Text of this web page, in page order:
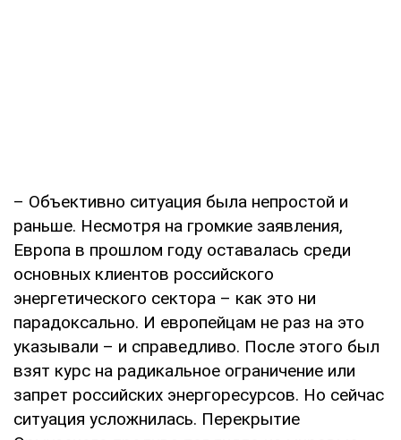
– Объективно ситуация была непростой и
раньше. Несмотря на громкие заявления,
Европа в прошлом году оставалась среди
основных клиентов российского
энергетического сектора – как это ни
парадоксально. И европейцам не раз на это
указывали – и справедливо. После этого был
взят курс на радикальное ограничение или
запрет российских энергоресурсов. Но сейчас
ситуация усложнилась. Перекрытие